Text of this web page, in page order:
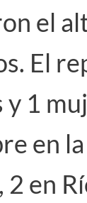
el
El
y 1
en
2 en